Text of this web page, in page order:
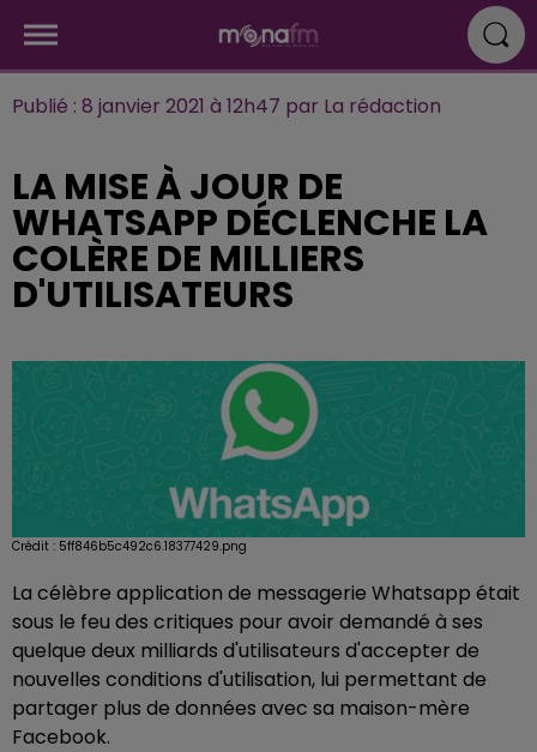
Publié : 8 janvier 2021 à 12h47 par La rédaction
LA MISE À JOUR DE
WHATSAPP DÉCLENCHE LA
COLÈRE DE MILLIERS
D'UTILISATEURS
Crédit : 5ff846b5c492c6.18377429.png
La célèbre application de messagerie Whatsapp était
sous le feu des critiques pour avoir demandé à ses
quelque deux milliards d'utilisateurs d'accepter de
nouvelles conditions d'utilisation, lui permettant de
partager plus de données avec sa maison-mère
Facebook.